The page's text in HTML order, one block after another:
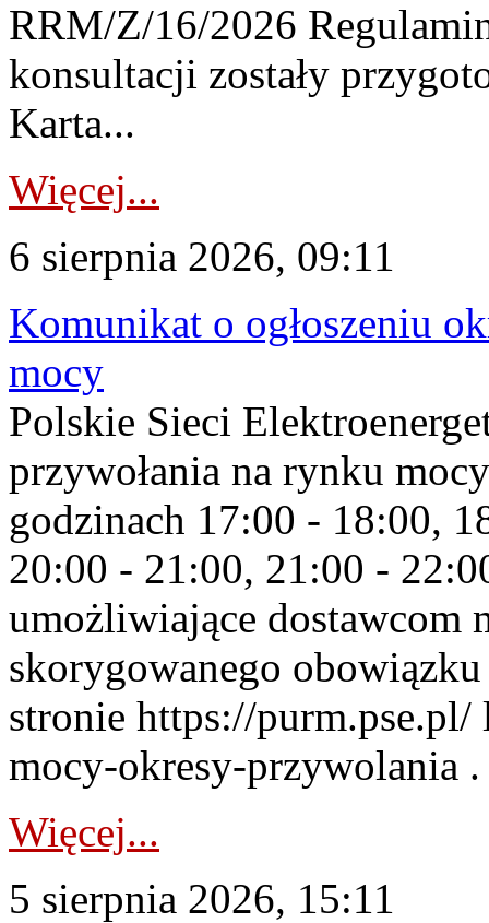
RRM/Z/16/2026
konsultacji zostały
Karta...
Więcej...
6 sierpnia 2026, 09:11
Komunikat o ogłoszeniu
mocy
Polskie Sieci
przywołania na rynku
godzinach 17:00 - 18:00,
20:00 - 21:00, 21:00 -
umożliwiające dostawcom
skorygowanego
stronie https://
mocy-okresy-przywolania
Więcej...
5 sierpnia 2026, 15:11